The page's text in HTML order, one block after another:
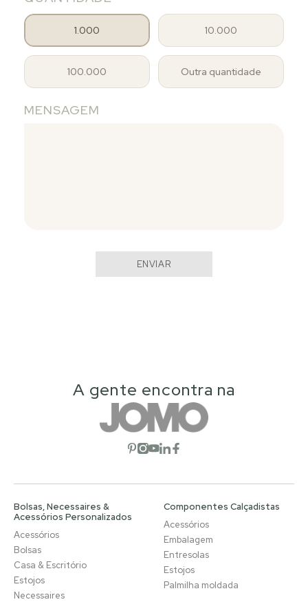
1.000 10.000
100.000 Outra quantidade
MENSAGEM
ENVIAR
A gente encontra na
Abrir rede social
Abrir rede social
Abrir rede social
Abrir rede social
Abrir rede social
Bolsas, Necessaires &
Acessórios Personalizados
Acessórios
Bolsas
Casa & Escritório
Estojos
Necessaires
Componentes Calçadistas
Acessórios
Embalagem
Entresolas
Estojos
Palmilha moldada